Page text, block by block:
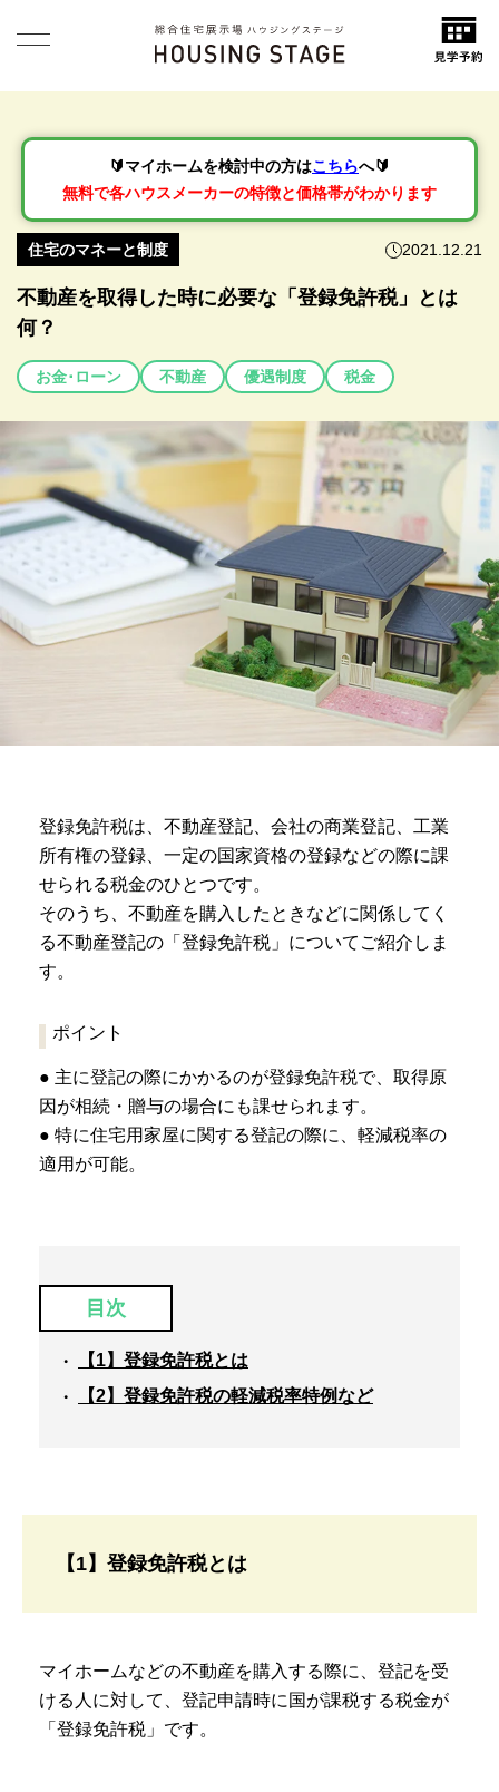
🔰マイホームを検討中の方はこちらへ🔰
無料で各ハウスメーカーの特徴と価格帯がわかります
住宅のマネーと制度 2021.12.21
不動産を取得した時に必要な「登録免許税」とは
何？
お金･ローン 不動産 優遇制度 税金
登録免許税は、不動産登記、会社の商業登記、工業
所有権の登録、一定の国家資格の登録などの際に課
せられる税金のひとつです。
そのうち、不動産を購入したときなどに関係してく
る不動産登記の「登録免許税」についてご紹介しま
す。
ポイント
● 主に登記の際にかかるのが登録免許税で、取得原
因が相続・贈与の場合にも課せられます。
● 特に住宅用家屋に関する登記の際に、軽減税率の
適用が可能。
目次
【1】登録免許税とは
【2】登録免許税の軽減税率特例など
【1】登録免許税とは
マイホームなどの不動産を購入する際に、登記を受
ける人に対して、登記申請時に国が課税する税金が
「登録免許税」です。